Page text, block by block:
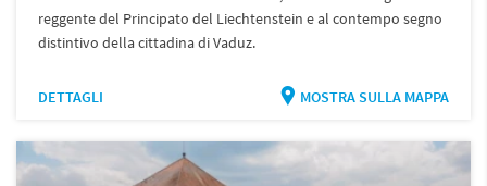
reggente del Principato del Liechtenstein e al contempo segno
distintivo della cittadina di Vaduz.
DETTAGLI MOSTRA SULLA MAPPA